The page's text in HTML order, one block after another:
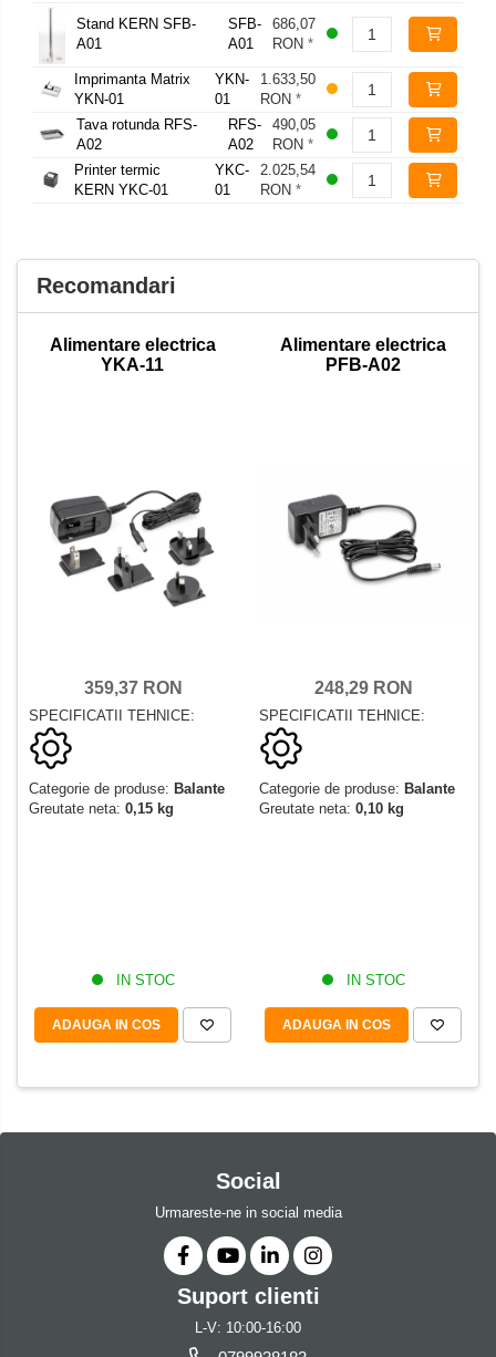
Stand KERN SFB-
A01
SFB-
A01
686,07
RON *
Imprimanta Matrix
YKN-01
YKN-
01
1.633,50
RON *
Tava rotunda RFS-
A02
RFS-
A02
490,05
RON *
Printer termic
KERN YKC-01
YKC-
01
2.025,54
RON *
Recomandari
Alimentare electrica
YKA-11
359,37 RON
SPECIFICATII TEHNICE:
Categorie de produse: Balante
Greutate neta: 0,15 kg
IN STOC
ADAUGA IN COS
Alimentare electrica
PFB-A02
248,29 RON
SPECIFICATII TEHNICE:
Categorie de produse: Balante
Greutate neta: 0,10 kg
IN STOC
ADAUGA IN COS
Social
Urmareste-ne in social media
Suport clienti
L-V: 10:00-16:00